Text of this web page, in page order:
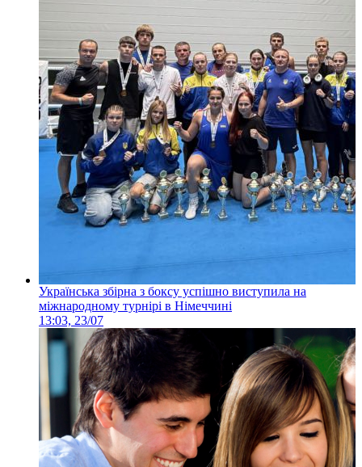
Українська збірна з боксу успішно виступила на
міжнародному турнірі в Німеччині
13:03, 23/07